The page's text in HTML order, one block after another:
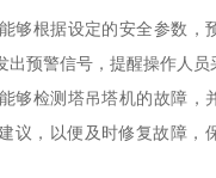
够根据设定的安全参数，
出预警信号，提醒操作人员
够检测塔吊塔机的故障，
议，以便及时修复故障，